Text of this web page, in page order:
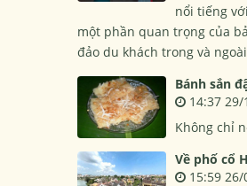
nổi tiếng
một phần quan trọng của
đảo du khách trong và
Bánh sắn
14:37
Không chỉ
Về phố cổ
15:59